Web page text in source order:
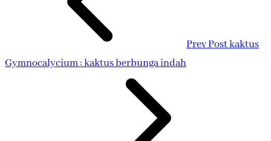
Prev Postkaktus
Gymnocalycium : kaktus berbunga indah